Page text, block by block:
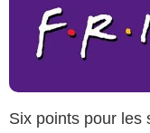
Six points pour les